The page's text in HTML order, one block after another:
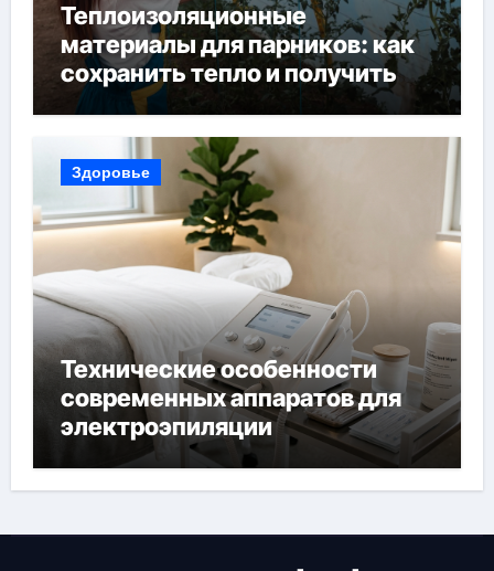
Теплоизоляционные
материалы для парников: как
сохранить тепло и получить
богатый урожай
Здоровье
Технические особенности
современных аппаратов для
электроэпиляции